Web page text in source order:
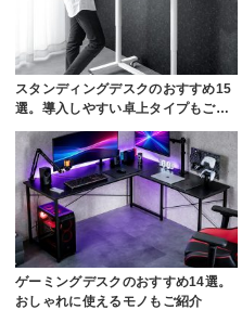
スタンディングデスクのおすすめ15
選。導入しやすい卓上タイプもご…
ゲーミングデスクのおすすめ14選。
おしゃれに使えるモノもご紹介